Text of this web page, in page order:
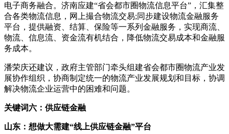
电子商务融合。济南应建“省会都市圈物流信息平台”，汇集整
合各类物流信息，网上撮合物流交易;同步建设物流金融服务
平台，提供融资、结算、保险等一系列金融服务，实现商流、
物流、信息流、资金流有机结合，降低物流交易成本和金融服
务成本。
潘荣庆还建议，政府主管部门牵头组建省会都市圈物流产业发
展协作组织，协商制定统一的物流产业发展规划和目标，协调
解决物流企业运营中的困难和问题。
关键词六：供应链金融
山东：想做大需建“线上供应链金融”平台